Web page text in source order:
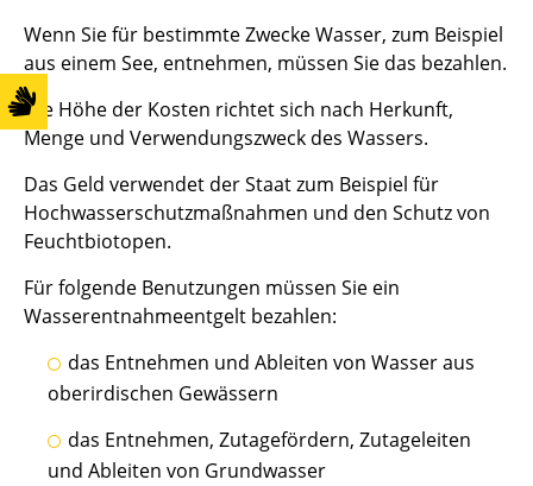
Wenn Sie für bestimmte Zwecke Wasser, zum Beispiel
aus einem See, entnehmen, müssen Sie das bezahlen.
Die Höhe der Kosten richtet sich nach Herkunft,
Menge und Verwendungszweck des Wassers.
Das Geld verwendet der Staat zum Beispiel für
Hochwasserschutzmaßnahmen und den Schutz von
Feuchtbiotopen.
Für folgende Benutzungen müssen Sie ein
Wasserentnahmeentgelt bezahlen:
das Entnehmen und Ableiten von Wasser aus
oberirdischen Gewässern
das Entnehmen, Zutagefördern, Zutageleiten
und Ableiten von Grundwasser